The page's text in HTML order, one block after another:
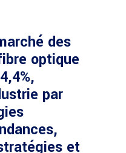
des
optique
par
et